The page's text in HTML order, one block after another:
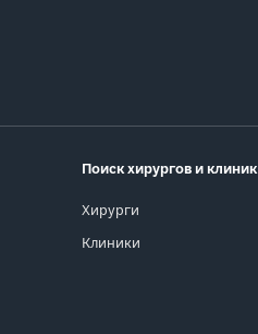
Поиск хирургов и клиник
Хирурги
Клиники